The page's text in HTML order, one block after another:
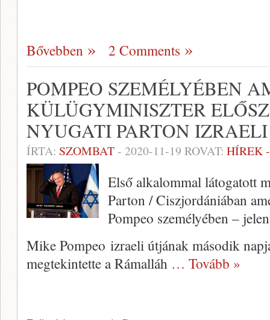
Bővebben 2 Comments
POMPEO SZEMÉLYÉBEN
KÜLÜGYMINISZTER
NYUGATI PARTON
ÍRTA: SZOMBAT- 2020-11-19 ROVAT: HÍREK
Első alkalommal látogatott
Parton / Ciszjordániában
Pompeo személyében –
Mike Pompeo izraeli útjának második
megtekintette a Rámalláh … Tovább »